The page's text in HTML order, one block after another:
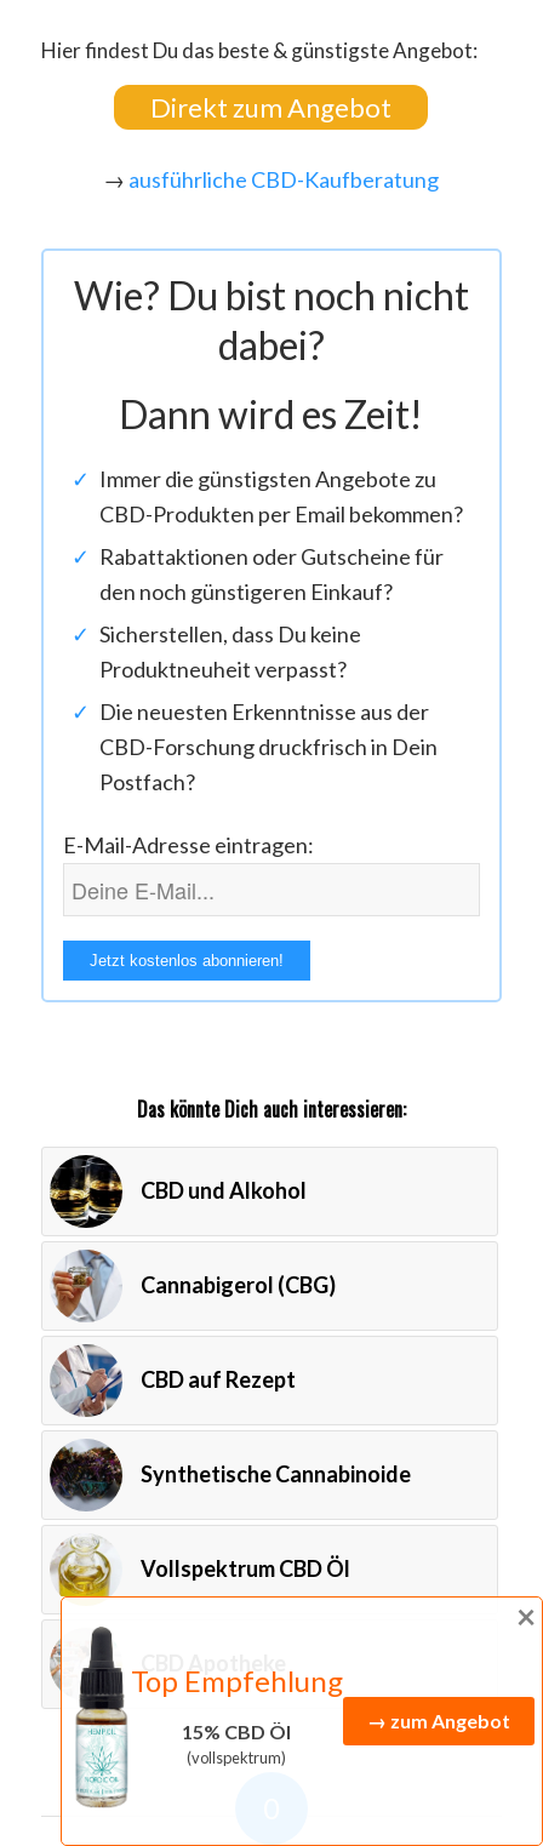
Hier findest Du das beste & günstigste Angebot:
Direkt zum Angebot
→ ausführliche CBD-Kaufberatung
Wie? Du bist noch nicht
dabei?
Dann wird es Zeit!
Immer die günstigsten Angebote zu
CBD-Produkten per Email bekommen?
Rabattaktionen oder Gutscheine für
den noch günstigeren Einkauf?
Sicherstellen, dass Du keine
Produktneuheit verpasst?
Die neuesten Erkenntnisse aus der
CBD-Forschung druckfrisch in Dein
Postfach?
E-Mail-Adresse eintragen:
Das könnte Dich auch interessieren:
CBD und Alkohol
Cannabigerol (CBG)
CBD auf Rezept
Synthetische Cannabinoide
Vollspektrum CBD Öl
Top Empfehlung
15% CBD Öl
(vollspektrum)
→ zum Angebot
×